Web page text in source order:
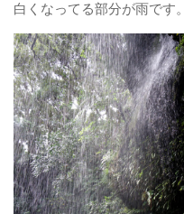
白くなってる部分が雨です。